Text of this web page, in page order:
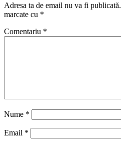
Adresa ta de email nu va fi publicată.
marcate cu *
Comentariu *
Nume *
Email *